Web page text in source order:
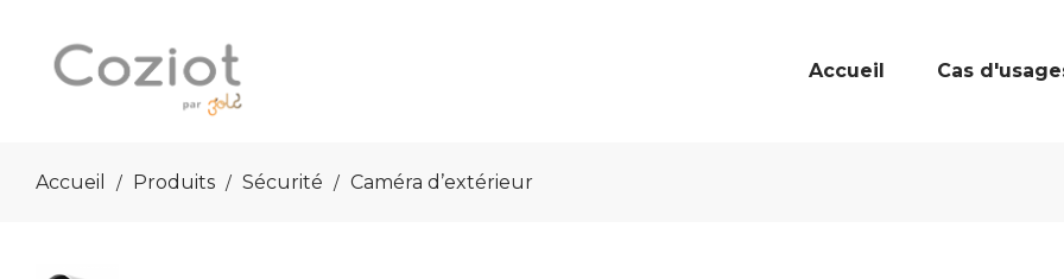
Accueil Cas
Accueil / Produits / Sécurité / Caméra d’extérieur